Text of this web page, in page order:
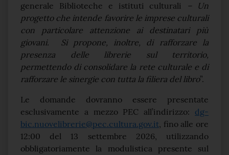
generale Biblioteche e istituti culturali
– Un
progetto che intende favorire le imprese culturali
con particolare attenzione ai destinatari più
giovani. Si propone, inoltre, di rafforzare la
presenza delle librerie sul territorio,
permettendo di consolidare la rete culturale e di
rafforzare le sinergie con tutta la filiera del libro”.
Le domande dovranno essere presentate
esclusivamente a mezzo PEC all’indirizzo: dg-
bic.nuovelibrerie@pec.cultura.gov.it, fino alle ore
12:00 del 13 settembre 2026, utilizzando
obbligatoriamente la modulistica presente sul